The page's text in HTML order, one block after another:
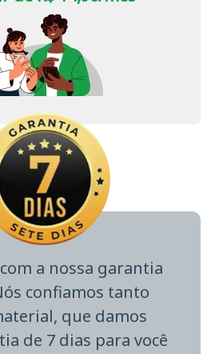
a nossa garantia
confiamos tanto
que damos
de 7 dias para você